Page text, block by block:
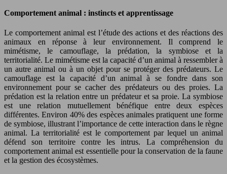
Comportement animal : instincts et apprentissage
Le comportement animal est l’étude des actions et des réactions des
animaux en réponse à leur environnement. Il comprend le
mimétisme, le camouflage, la prédation, la symbiose et la
territorialité. Le mimétisme est la capacité d’un animal à ressembler à
un autre animal ou à un objet pour se protéger des prédateurs. Le
camouflage est la capacité d’un animal à se fondre dans son
environnement pour se cacher des prédateurs ou des proies. La
prédation est la relation entre un prédateur et sa proie. La symbiose
est une relation mutuellement bénéfique entre deux espèces
différentes. Environ 40% des espèces animales pratiquent une forme
de symbiose, illustrant l’importance de cette interaction dans le règne
animal. La territorialité est le comportement par lequel un animal
défend son territoire contre les intrus. La compréhension du
comportement animal est essentielle pour la conservation de la faune
et la gestion des écosystèmes.